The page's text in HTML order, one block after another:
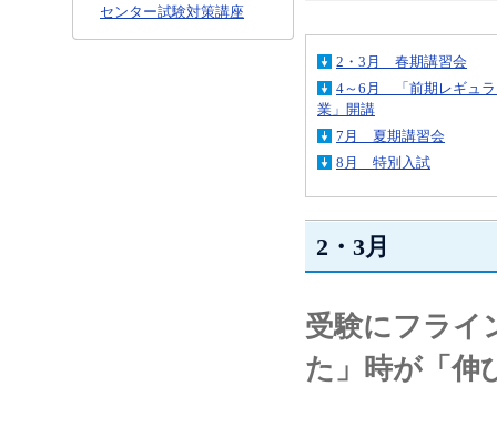
2・3月 春期講習会
4～6月 「前期レギュ
業」開講
7月 夏期講習会
8月 特別入試
2・3月
受験にフライ
た」時が「伸
センター試験対策講座